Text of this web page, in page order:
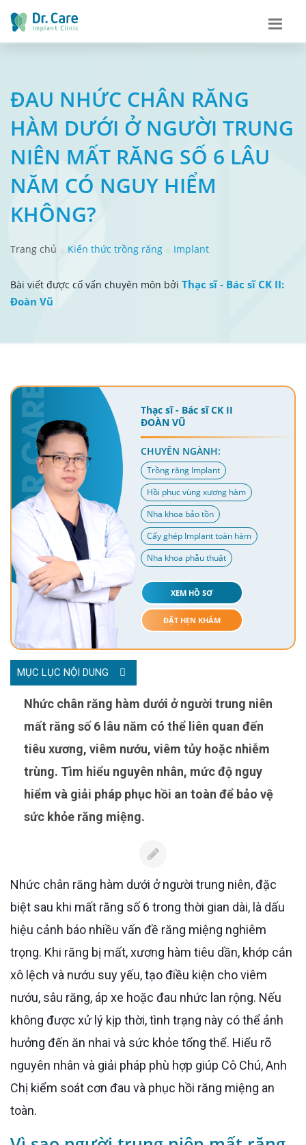
ĐAU NHỨC CHÂN RĂNG
HÀM DƯỚI Ở NGƯỜI TRUNG
NIÊN MẤT RĂNG SỐ 6 LÂU
NĂM CÓ NGUY HIỂM
KHÔNG?
Trang chủ Kiến thức trồng răng Implant
Bài viết được cố vấn chuyên môn bởi Thạc sĩ - Bác sĩ CK II:
Đoàn Vũ
Thạc sĩ - Bác sĩ CK II
ĐOÀN VŨ
CHUYÊN NGÀNH:
Trồng răng Implant
Hồi phục vùng xương hàm
Nha khoa bảo tồn
Cấy ghép Implant toàn hàm
Nha khoa phẫu thuật
XEM HỒ SƠ
ĐẶT HẸN KHÁM
MỤC LỤC NỘI DUNG
Nhức chân răng hàm dưới ở người trung niên
mất răng số 6 lâu năm có thể liên quan đến
tiêu xương, viêm nướu, viêm tủy hoặc nhiễm
trùng. Tìm hiểu nguyên nhân, mức độ nguy
hiểm và giải pháp phục hồi an toàn để bảo vệ
sức khỏe răng miệng.
Nhức chân răng hàm dưới ở người trung niên, đặc
biệt sau khi mất răng số 6 trong thời gian dài, là dấu
hiệu cảnh báo nhiều vấn đề răng miệng nghiêm
trọng. Khi răng bị mất, xương hàm tiêu dần, khớp cắn
xô lệch và nướu suy yếu, tạo điều kiện cho viêm
nướu, sâu răng, áp xe hoặc đau nhức lan rộng. Nếu
không được xử lý kịp thời, tình trạng này có thể ảnh
hưởng đến ăn nhai và sức khỏe tổng thể. Hiểu rõ
nguyên nhân và giải pháp phù hợp giúp Cô Chú, Anh
Chị kiểm soát cơn đau và phục hồi răng miệng an
toàn.